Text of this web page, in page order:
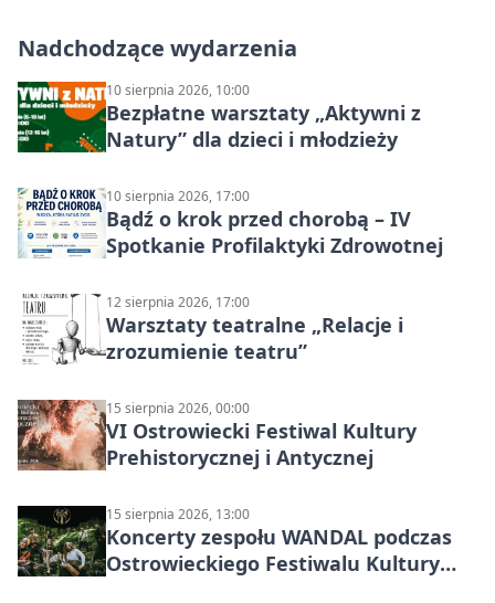
Nadchodzące wydarzenia
10 sierpnia 2026, 10:00
Bezpłatne warsztaty „Aktywni z
Natury” dla dzieci i młodzieży
10 sierpnia 2026, 17:00
Bądź o krok przed chorobą – IV
Spotkanie Profilaktyki Zdrowotnej
12 sierpnia 2026, 17:00
Warsztaty teatralne „Relacje i
zrozumienie teatru”
15 sierpnia 2026, 00:00
VI Ostrowiecki Festiwal Kultury
Prehistorycznej i Antycznej
15 sierpnia 2026, 13:00
Koncerty zespołu WANDAL podczas
Ostrowieckiego Festiwalu Kultury